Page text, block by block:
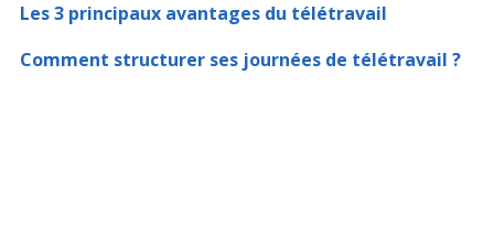
Les 3 principaux avantages du télétravail
Comment structurer ses journées de télétravail ?